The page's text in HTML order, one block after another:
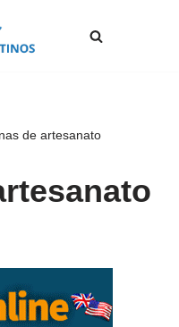
de artesanato